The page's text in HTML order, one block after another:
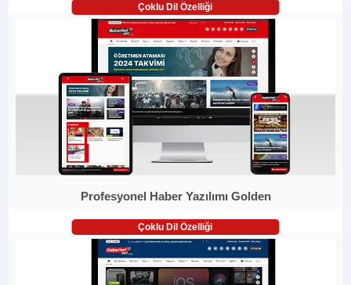
Çoklu Dil Özelliği
Profesyonel Haber Yazılımı Golden
Çoklu Dil Özelliği